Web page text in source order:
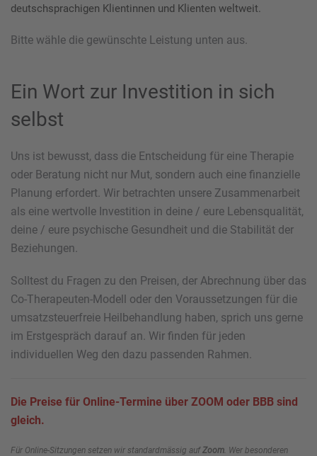
deutschsprachigen Klientinnen und Klienten weltweit.
Bitte wähle die gewünschte Leistung unten aus.
Ein Wort zur Investition in sich
selbst
Uns ist bewusst, dass die Entscheidung für eine Therapie
oder Beratung nicht nur Mut, sondern auch eine finanzielle
Planung erfordert. Wir betrachten unsere Zusammenarbeit
als eine wertvolle Investition in deine / eure Lebensqualität,
deine / eure psychische Gesundheit und die Stabilität der
Beziehungen.
Solltest du Fragen zu den Preisen, der Abrechnung über das
Co-Therapeuten-Modell oder den Voraussetzungen für die
umsatzsteuerfreie Heilbehandlung haben, sprich uns gerne
im Erstgespräch darauf an. Wir finden für jeden
individuellen Weg den dazu passenden Rahmen.
Die Preise für Online-Termine über ZOOM oder BBB sind
gleich.
Für Online-Sitzungen setzen wir standardmässig aufZoom. Wer besonderen